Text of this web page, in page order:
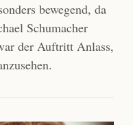
bewegend, da
Schumacher
der Auftritt Anlass,